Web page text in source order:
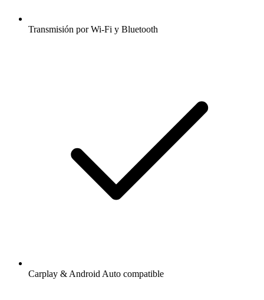
Transmisión por Wi-Fi y Bluetooth
Carplay & Android Auto compatible